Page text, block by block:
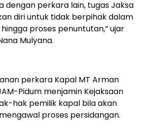
dengan perkara lain, tugas Jaksa
diri untuk tidak berpihak dalam
proses penuntutan,” ujar
Mulyana.
perkara Kapal MT Arman
Pidum menjamin Kejaksaan
hak pemilik kapal bila akan
proses persidangan.